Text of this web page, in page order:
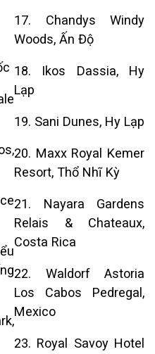
17. Chandys Windy
Woods, Ấn Độ
18. Ikos Dassia, Hy
Lạp
19. Sani Dunes, Hy Lạp
20. Maxx Royal Kemer
Resort, Thổ Nhĩ Kỳ
21. Nayara Gardens
Relais & Chateaux,
Costa Rica
22. Waldorf Astoria
Los Cabos Pedregal,
Mexico
23. Royal Savoy Hotel